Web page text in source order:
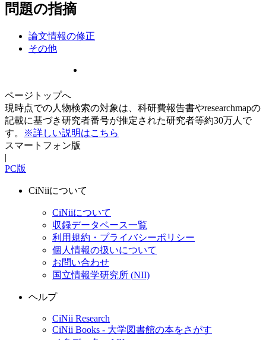
問題の指摘
論文情報の修正
その他
ページトップへ
現時点での人物検索の対象は、科研費報告書やresearchmapの
記載に基づき研究者番号が推定された研究者等約30万人で
す。
※詳しい説明はこちら
スマートフォン版
|
PC版
CiNiiについて
CiNiiについて
収録データベース一覧
利用規約・プライバシーポリシー
個人情報の扱いについて
お問い合わせ
国立情報学研究所 (NII)
ヘルプ
CiNii Research
CiNii Books - 大学図書館の本をさがす